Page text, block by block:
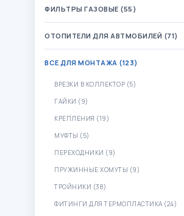
ФИЛЬТРЫ ГАЗОВЫЕ (55)
ОТОПИТЕЛИ ДЛЯ АВТМОБИЛЕЙ (71)
ВСЕ ДЛЯ МОНТАЖА (123)
ВРЕЗКИ В КОЛЛЕКТОР (5)
ГАЙКИ (9)
КРЕПЛЕНИЯ (19)
МУФТЫ (5)
ПЕРЕХОДНИКИ (9)
ПРУЖИННЫЕ ХОМУТЫ (9)
ТРОЙНИКИ (38)
ФИТИНГИ ДЛЯ ТЕРМОПЛАСТИКА (24)